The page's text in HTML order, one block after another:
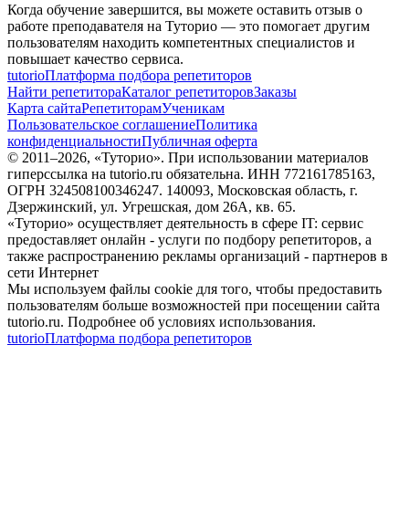
Когда обучение завершится, вы можете оставить отзыв о
работе преподавателя на Туторио — это помогает другим
пользователям находить компетентных специалистов и
повышает качество сервиса.
tutorioПлатформа подбора репетиторов
Найти репетитораКаталог репетиторовЗаказы
Карта сайтаРепетиторамУченикам
Пользовательское соглашениеПолитика
конфиденциальностиПубличная оферта
© 2011–2026, «Туторио». При использовании материалов
гиперссылка на tutorio.ru обязательна. ИНН 772161785163,
ОГРН 324508100346247. 140093, Московская область, г.
Дзержинский, ул. Угрешская, дом 26А, кв. 65.
«Туторио» осуществляет деятельность в сфере IT: сервис
предоставляет онлайн - услуги по подбору репетиторов, а
также распространению рекламы организаций - партнеров в
сети Интернет
Мы используем файлы cookie для того, чтобы предоставить
пользователям больше возможностей при посещении сайта
tutorio.ru. Подробнее об условиях использования.
tutorioПлатформа подбора репетиторов